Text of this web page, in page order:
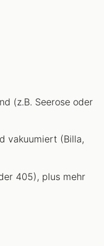
(z.B. Seerose oder
vakuumiert (Billa,
405), plus mehr